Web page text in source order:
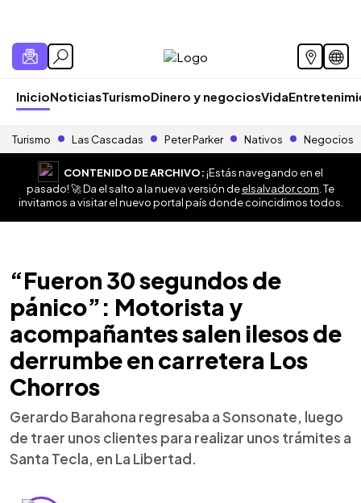
InicioNoticiasTurismoDinero y negociosVida
Turismo Las Cascadas Peter Parker Nativos Negocios
CONTENIDO DE ARCHIVO:¡Estás navegando en el
pasado! 🚀 Da el salto a la nueva versión deelsalvador.com . Te
invitamos a visitar el nuevo portal país donde coincidimos todos.
“Fueron 30 segundos de
pánico”: Motorista y
acompañantes salen ilesos de
derrumbe en carretera Los
Chorros
Gerardo Barahona regresaba a Sonsonate, luego
de traer unos clientes para realizar unos trámites a
Santa Tecla, en La Libertad.